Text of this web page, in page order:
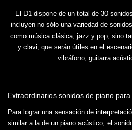
El D1 dispone de un total de 30
incluyen no sólo una variedad de
como música clásica, jazz y pop, sino
y clavi, que serán útiles en el
vibráfono, guitarra
Extraordinarios sonidos de piano
Para lograr una sensación de
similar a la de un piano acústico, el